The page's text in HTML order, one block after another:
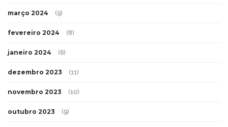
março 2024 (9)
fevereiro 2024 (8)
janeiro 2024 (6)
dezembro 2023 (11)
novembro 2023 (10)
outubro 2023 (9)